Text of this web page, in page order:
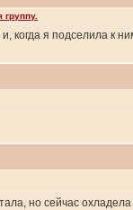
когда я подселила к
но сейчас